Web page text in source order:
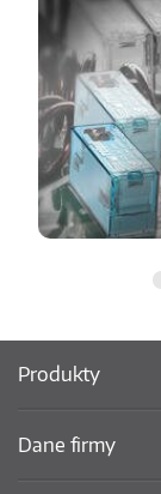
Produkty
Dane firmy